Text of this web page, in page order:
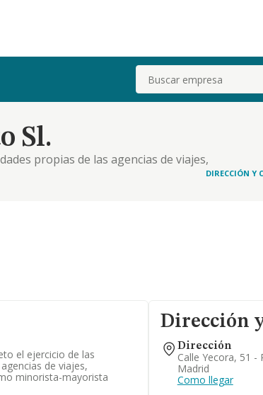
Buscar
Sl.
propias de las agencias de viajes,
DIRECCIÓN Y
el ejercicio de las
de viajes,
minorista-mayorista
Dirección
Dirección
Calle Yecora, 51 -
Madrid
Como llegar